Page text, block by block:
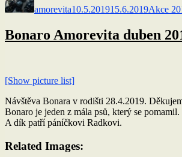
amorevita10.5.201915.6.2019Akce
Bonaro Amorevita duben
[Show picture list]
Návštěva Bonara v rodišti 28.4.2019.
Bonaro je jeden z mála psů, který se pomamil.
A dík patří páníčkovi Radkovi.
Related Images: